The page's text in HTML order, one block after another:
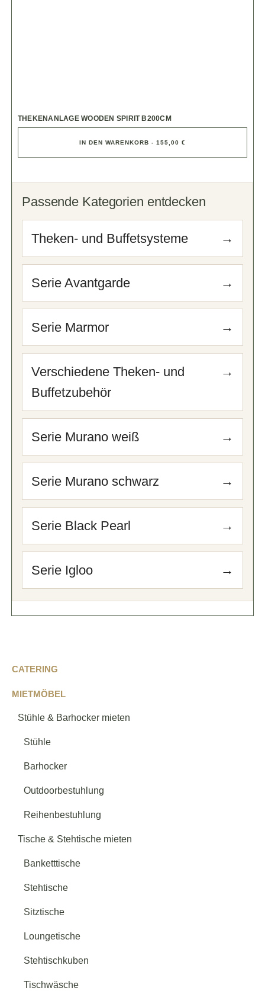
THEKENANLAGE WOODEN SPIRIT B200CM
IN DEN WARENKORB - 155,00 €
Passende Kategorien entdecken
Theken- und Buffetsysteme →
Serie Avantgarde →
Serie Marmor →
Verschiedene Theken- und
Buffetzubehör
→
Serie Murano weiß →
Serie Murano schwarz →
Serie Black Pearl →
Serie Igloo →
CATERING
MIETMÖBEL
Stühle & Barhocker mieten
Stühle
Barhocker
Outdoorbestuhlung
Reihenbestuhlung
Tische & Stehtische mieten
Banketttische
Stehtische
Sitztische
Loungetische
Stehtischkuben
Tischwäsche